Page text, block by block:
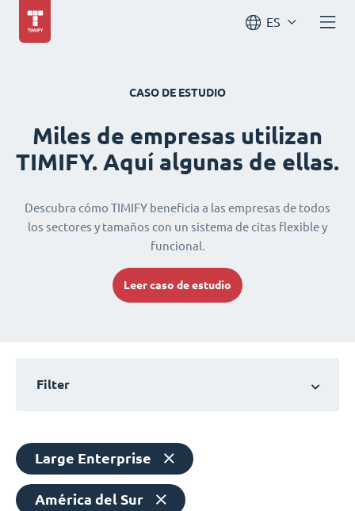
ES
CASO DE ESTUDIO
Miles de empresas utilizan
TIMIFY. Aquí algunas de ellas.
Descubra cómo TIMIFY beneficia a las empresas de todos
los sectores y tamaños con un sistema de citas flexible y
funcional.
Leer caso de estudio
Filter
Large Enterprise
América del Sur